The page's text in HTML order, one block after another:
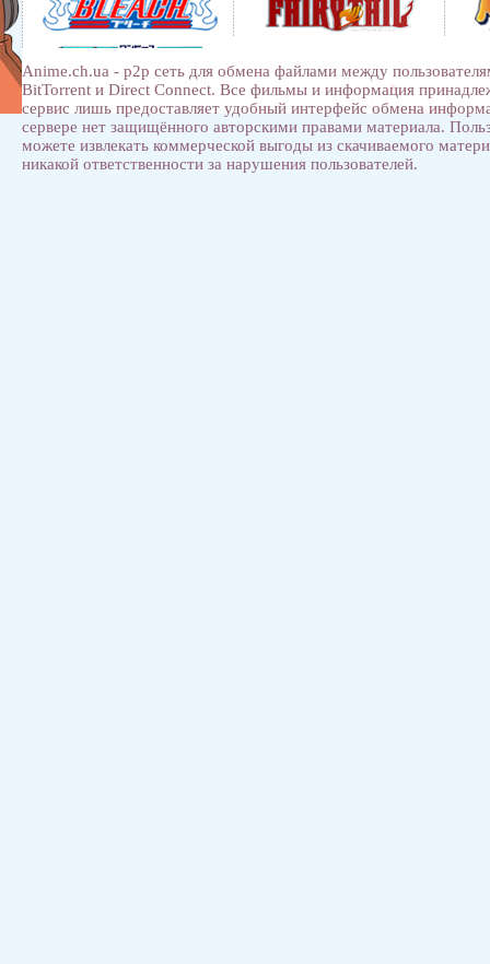
Anime.ch.ua - p2p сеть для обмена файлами между
BitTorrent и Direct Connect. Все фильмы и информация
сервис лишь предоставляет удобный интерфейс обмена
сервере нет защищённого авторскими правами материала.
можете извлекать коммерческой выгоды из скачиваемого
никакой ответственности за нарушения пользователей.